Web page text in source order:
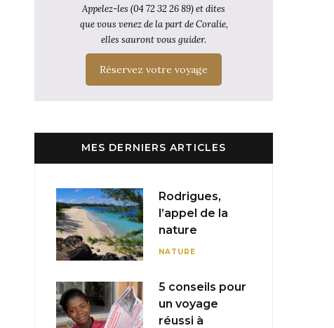
Appelez-les (04 72 32 26 89) et dites
que vous venez de la part de Coralie,
elles sauront vous guider.
Réservez votre voyage
MES DERNIERS ARTICLES
Rodrigues,
l’appel de la
nature
NATURE
5 conseils pour
un voyage
réussi à